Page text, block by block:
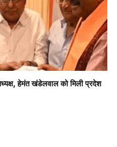
हेमंत खंडेलवाल को मिली प्रदेश